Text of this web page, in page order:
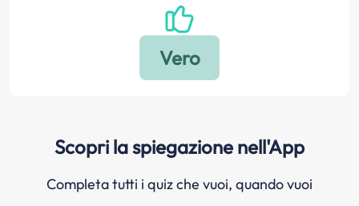
Scopri la spiegazione nell'App
Completa tutti i quiz che vuoi, quando vuoi